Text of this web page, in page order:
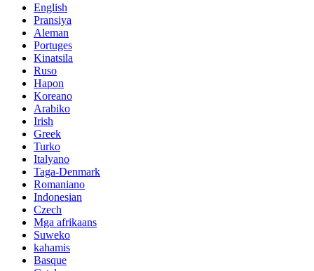
English
Pransiya
Aleman
Portuges
Kinatsila
Ruso
Hapon
Koreano
Arabiko
Irish
Greek
Turko
Italyano
Taga-Denmark
Romaniano
Indonesian
Czech
Mga afrikaans
Suweko
kahamis
Basque